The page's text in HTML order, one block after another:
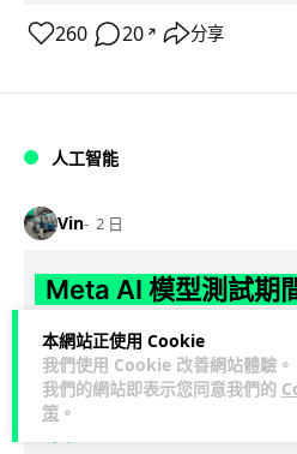
本網站正使用 Cookie
我們使用 Cookie 改善網站體驗
我們的網站即表示您同意我們的
策 。
260 20 ↗ 分享
人工智能
Vin 2 日
Meta AI 模型測試期
大 AI 巨頭接連曝安全
Meta 承認，旗下 AI 模型 Muse
間，因評估夥伴 Irregular 設定出